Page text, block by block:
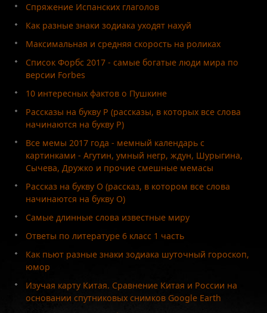
Спряжение Испанских глаголов
Как разные знаки зодиака уходят нахуй
Максимальная и средняя скорость на роликах
Список Форбс 2017 - самые богатые люди мира по
версии Forbes
10 интересных фактов о Пушкине
Рассказы на букву Р (рассказы, в которых все слова
начинаются на букву Р)
Все мемы 2017 года - мемный календарь с
картинками - Агутин, умный негр, ждун, Шурыгина,
Сычева, Дружко и прочие смешные мемасы
Рассказ на букву О (рассказ, в котором все слова
начинаются на букву О)
Самые длинные слова известные миру
Ответы по литературе 6 класс 1 часть
Как пьют разные знаки зодиака шуточный гороскоп,
юмор
Изучая карту Китая. Сравнение Китая и России на
основании спутниковых снимков Google Earth